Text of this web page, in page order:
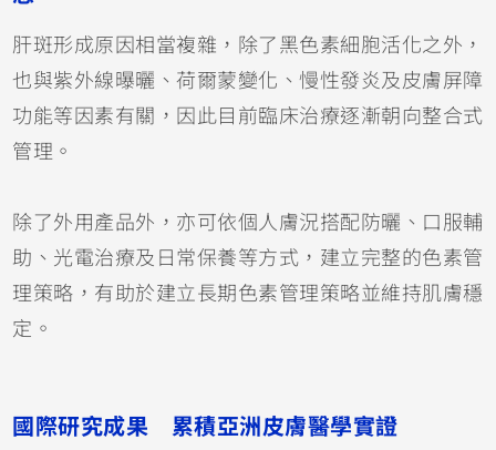
肝斑形成原因相當複雜，除了黑色素細胞活化之外，
也與紫外線曝曬、荷爾蒙變化、慢性發炎及皮膚屏障
功能等因素有關，因此目前臨床治療逐漸朝向整合式
管理。
除了外用產品外，亦可依個人膚況搭配防曬、口服輔
助、光電治療及日常保養等方式，建立完整的色素管
理策略，有助於建立長期色素管理策略並維持肌膚穩
定。
國際研究成果 累積亞洲皮膚醫學實證